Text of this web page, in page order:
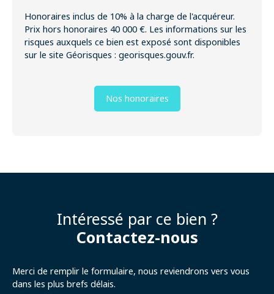
Honoraires inclus de 10% à la charge de l'acquéreur.
Prix hors honoraires 40 000 €. Les informations sur les
risques auxquels ce bien est exposé sont disponibles
sur le site Géorisques : georisques.gouv.fr.
Nos honoraires
Intéressé par ce bien ?
Contactez-nous
Merci de remplir le formulaire, nous reviendrons vers vous
dans les plus brefs délais.